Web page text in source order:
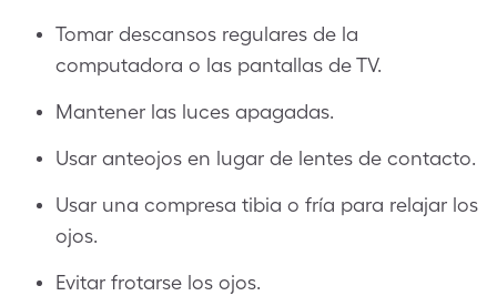
Tomar descansos regulares de la
computadora o las pantallas de TV.
Mantener las luces apagadas.
Usar anteojos en lugar de lentes de contacto.
Usar una compresa tibia o fría para relajar los
ojos.
Evitar frotarse los ojos.